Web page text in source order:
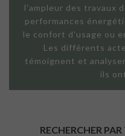
l'ampleur des travaux
performances
le confort d'usage ou
Les différents
témoignent et
ils
RECHERCHER
EXTÉRIEURE